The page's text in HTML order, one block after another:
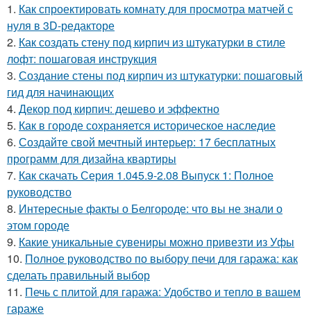
1. Как спроектировать комнату для просмотра матчей с
нуля в 3D-редакторе
2. Как создать стену под кирпич из штукатурки в стиле
лофт: пошаговая инструкция
3. Создание стены под кирпич из штукатурки: пошаговый
гид для начинающих
4. Декор под кирпич: дешево и эффектно
5. Как в городе сохраняется историческое наследие
6. Создайте свой мечтный интерьер: 17 бесплатных
программ для дизайна квартиры
7. Как скачать Серия 1.045.9-2.08 Выпуск 1: Полное
руководство
8. Интересные факты о Белгороде: что вы не знали о
этом городе
9. Какие уникальные сувениры можно привезти из Уфы
10. Полное руководство по выбору печи для гаража: как
сделать правильный выбор
11. Печь с плитой для гаража: Удобство и тепло в вашем
гараже